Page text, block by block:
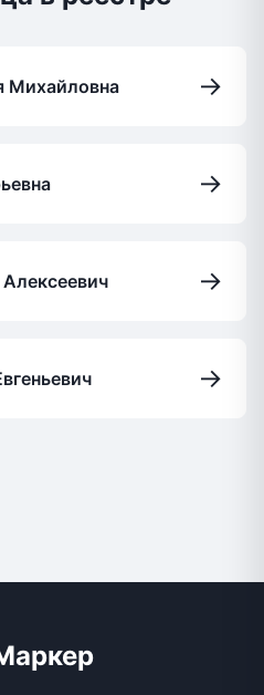
Михайловна →
→
→
→